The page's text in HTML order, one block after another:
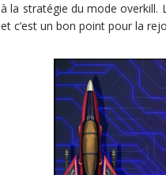
à la stratégie du mode overkill.
et c’est un bon point pour la